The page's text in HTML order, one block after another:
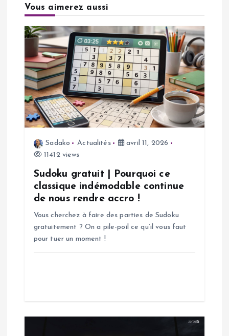
a
o
n
Vous aimerez aussi
Sadako Actualités
avril 11, 2026
11412 views
Sudoku gratuit | Pourquoi ce
classique indémodable continue
de nous rendre accro !
Vous cherchez à faire des parties de Sudoku
gratuitement ? On a pile-poil ce qu’il vous faut
pour tuer un moment !